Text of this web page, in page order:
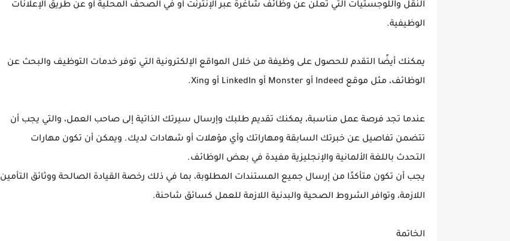
النقل واللوجستيات التي تعلن عن وظائف شاغرة عبر الإنترنت أو في الصحف المحلية أو عن طريق الإعلانات
الوظيفية.
يمكنك أيضًا التقدم للحصول على وظيفة من خلال المواقع الإلكترونية التي توفر خدمات التوظيف والبحث عن
الوظائف، مثل موقع Indeed أو Monster أو LinkedIn أو Xing.
عندما تجد فرصة عمل مناسبة، يمكنك تقديم طلبك وإرسال سيرتك الذاتية إلى صاحب العمل، والتي يجب أن
تتضمن تفاصيل عن خبرتك السابقة ومهاراتك وأي مؤهلات أو شهادات لديك. ويمكن أن تكون مهارات
التحدث باللغة الألمانية والإنجليزية مفيدة في بعض الوظائف.
يجب أن تكون متأكدًا من إرسال جميع المستندات المطلوبة، بما في ذلك رخصة القيادة الصالحة ووثائق التأمين
اللازمة، وتوافر الشروط الصحية والبدنية اللازمة للعمل كسائق شاحنة.
الخاتمة